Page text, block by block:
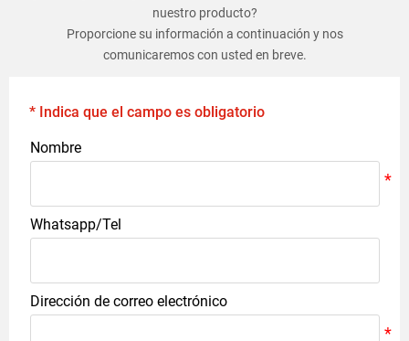
nuestro producto?
Proporcione su información a continuación y nos
comunicaremos con usted en breve.
* Indica que el campo es obligatorio
Nombre
Whatsapp/Tel
Dirección de correo electrónico